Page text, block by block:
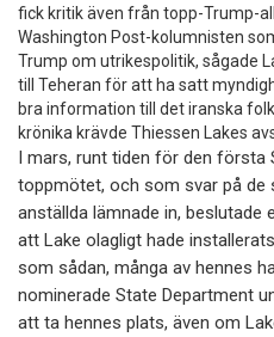
fick kritik även från topp-Trump-
Washington Post-kolumnisten
Trump om utrikespolitik, sågade
till Teheran för att ha satt
bra information till det iranska
krönika krävde Thiessen Lakes
I mars, runt tiden för den första
toppmötet, och som svar på de
anställda lämnade in, beslutade
att Lake olagligt hade
som sådan, många av hennes
nominerade State Department
att ta hennes plats, även om